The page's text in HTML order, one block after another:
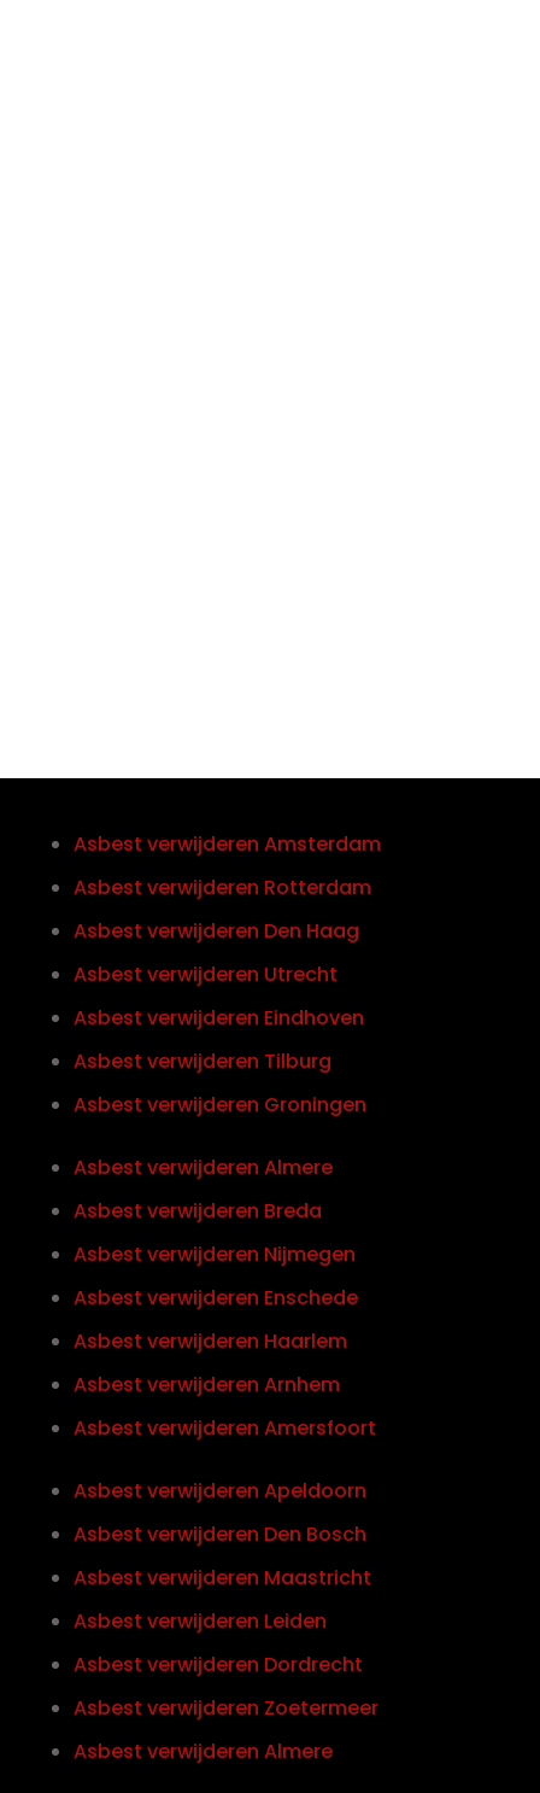
Asbest verwijderen Amsterdam
Asbest verwijderen Rotterdam
Asbest verwijderen Den Haag
Asbest verwijderen Utrecht
Asbest verwijderen Eindhoven
Asbest verwijderen Tilburg
Asbest verwijderen Groningen
Asbest verwijderen Almere
Asbest verwijderen Breda
Asbest verwijderen Nijmegen
Asbest verwijderen Enschede
Asbest verwijderen Haarlem
Asbest verwijderen Arnhem
Asbest verwijderen Amersfoort
Asbest verwijderen Apeldoorn
Asbest verwijderen Den Bosch
Asbest verwijderen Maastricht
Asbest verwijderen Leiden
Asbest verwijderen Dordrecht
Asbest verwijderen Zoetermeer
Asbest verwijderen Almere